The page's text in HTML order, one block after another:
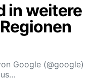
in weitere
Google (@google)